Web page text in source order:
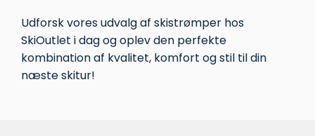
Udforsk vores udvalg af skistrømper hos
SkiOutlet i dag og oplev den perfekte
kombination af kvalitet, komfort og stil til din
næste skitur!